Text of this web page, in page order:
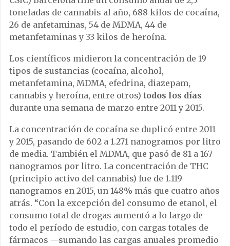
toneladas de cannabis al año, 688 kilos de cocaína,
26 de anfetaminas, 54 de MDMA, 44 de
metanfetaminas y 33 kilos de heroína.
Los científicos midieron la concentración de 19
tipos de sustancias (cocaína, alcohol,
metanfetamina, MDMA, efedrina, diazepam,
cannabis y heroína, entre otros) todos los días
durante una semana de marzo entre 2011 y 2015.
La concentración de cocaína se duplicó entre 2011
y 2015, pasando de 602 a 1.271 nanogramos por litro
de media. También el MDMA, que pasó de 81 a 167
nanogramos por litro. La concentración de THC
(principio activo del cannabis) fue de 1.119
nanogramos en 2015, un 148% más que cuatro años
atrás. “Con la excepción del consumo de etanol, el
consumo total de drogas aumentó a lo largo de
todo el período de estudio, con cargas totales de
fármacos —sumando las cargas anuales promedio